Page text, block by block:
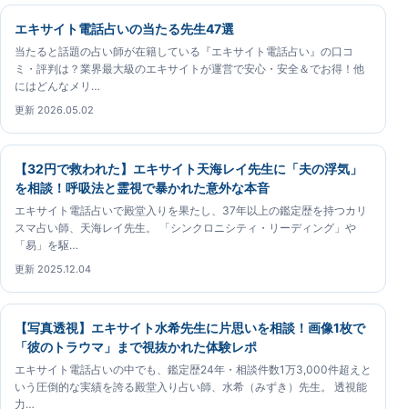
エキサイト電話占いの当たる先生47選
当たると話題の占い師が在籍している『エキサイト電話占い』の口コ
ミ・評判は？業界最大級のエキサイトが運営で安心・安全＆でお得！他
にはどんなメリ…
更新 2026.05.02
【32円で救われた】エキサイト天海レイ先生に「夫の浮気」
を相談！呼吸法と霊視で暴かれた意外な本音
エキサイト電話占いで殿堂入りを果たし、37年以上の鑑定歴を持つカリ
スマ占い師、天海レイ先生。 「シンクロニシティ・リーディング」や
「易」を駆…
更新 2025.12.04
【写真透視】エキサイト水希先生に片思いを相談！画像1枚で
「彼のトラウマ」まで視抜かれた体験レポ
エキサイト電話占いの中でも、鑑定歴24年・相談件数1万3,000件超えと
いう圧倒的な実績を誇る殿堂入り占い師、水希（みずき）先生。 透視能
力…